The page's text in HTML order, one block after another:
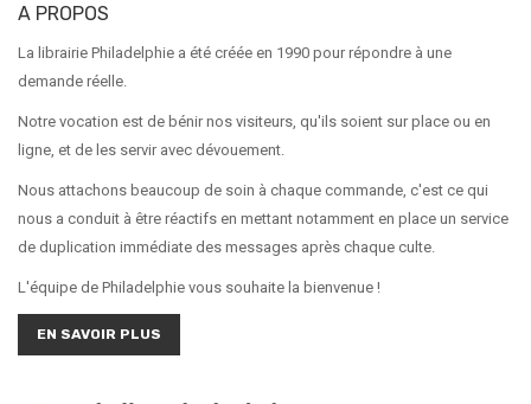
A PROPOS
La librairie Philadelphie a été créée en 1990 pour répondre à une
demande réelle.
Notre vocation est de bénir nos visiteurs, qu'ils soient sur place ou en
ligne, et de les servir avec dévouement.
Nous attachons beaucoup de soin à chaque commande, c'est ce qui
nous a conduit à être réactifs en mettant notamment en place un service
de duplication immédiate des messages après chaque culte.
L'équipe de Philadelphie vous souhaite la bienvenue !
EN SAVOIR PLUS